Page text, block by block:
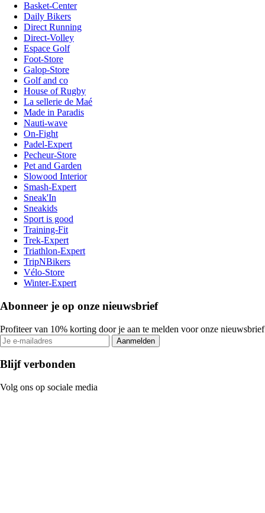
Basket-Center
Daily Bikers
Direct Running
Direct-Volley
Espace Golf
Foot-Store
Galop-Store
Golf and co
House of Rugby
La sellerie de Maé
Made in Paradis
Nauti-wave
On-Fight
Padel-Expert
Pecheur-Store
Pet and Garden
Slowood Interior
Smash-Expert
Sneak'In
Sneakids
Sport is good
Training-Fit
Trek-Expert
Triathlon-Expert
TripNBikers
Vélo-Store
Winter-Expert
Abonneer je op onze nieuwsbrief
Profiteer van 10% korting door je aan te melden voor onze nieuwsbrief
Aanmelden
Blijf verbonden
Volg ons op sociale media